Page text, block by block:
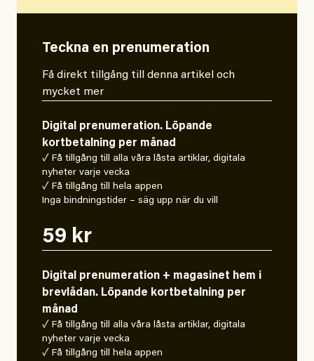
Teckna en prenumeration
Få direkt tillgång till denna artikel och
mycket mer
Digital prenumeration. Löpande
kortbetalning per månad
✓ Få tillgång till alla våra låsta artiklar, digitala
nyheter varje vecka
✓ Få tillgång till hela appen
Inga bindningstider – säg upp när du vill
59 kr
Digital prenumeration + magasinet hem i
brevlådan. Löpande kortbetalning per
månad
✓ Få tillgång till alla våra låsta artiklar, digitala
nyheter varje vecka
✓ Få tillgång till hela appen